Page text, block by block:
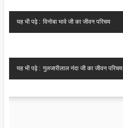
यह भी पढ़े : विनोबा भावे जी का जीवन परिचय
यह भी पढ़े : गुलजारीलाल नंदा जी का जीवन परिचय